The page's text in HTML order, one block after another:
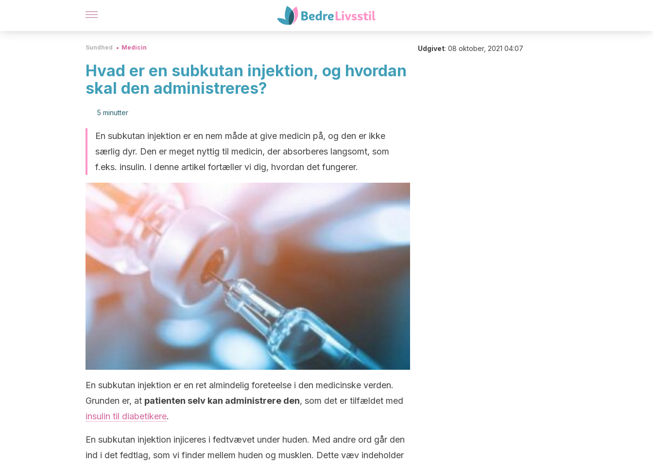
Sundhed Medicin
Hvad er en subkutan injektion, og hvordan
skal den administreres?
5 minutter
En subkutan injektion er en nem måde at give medicin på, og den er ikke
særlig dyr. Den er meget nyttig til medicin, der absorberes langsomt, som
f.eks. insulin. I denne artikel fortæller vi dig, hvordan det fungerer.
En subkutan injektion er en ret almindelig foreteelse i den medicinske verden.
Grunden er, at patienten selv kan administrere den, som det er tilfældet med
insulin til diabetikere.
En subkutan injektion injiceres i fedtvævet under huden. Med andre ord går den
ind i det fedtlag, som vi finder mellem huden og musklen. Dette væv indeholder
Udgivet: 08 oktober, 2021 04:07